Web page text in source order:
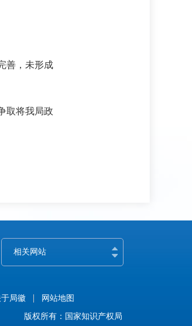
善，未形成
取将我局政
相关网站
于局徽 网站地图
版权所有：国家知识产权局